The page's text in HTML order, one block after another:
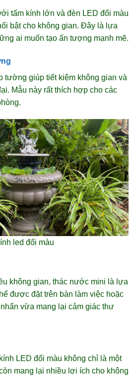
tấm kính lớn và đèn LED đổi màu
bật cho không gian. Đây là lựa
ai muốn tạo ấn tượng mạnh mẽ.
tường giúp tiết kiệm không gian và
Mẫu này rất thích hợp cho các
led đổi màu
không gian, thác nước mini là lựa
được đặt trên bàn làm việc hoặc
vừa mang lại cảm giác thư
LED đổi màu không chỉ là một
mang lại nhiều lợi ích cho không